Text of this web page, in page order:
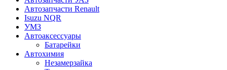
Автозапчасти Renault
Isuzu NQR
УМЗ
Автоаксессуары
Батарейки
Автохимия
Незамерзайка